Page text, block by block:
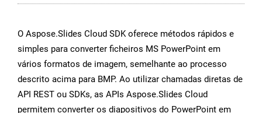
O Aspose.Slides Cloud SDK oferece métodos rápidos e
simples para converter ficheiros MS PowerPoint em
vários formatos de imagem, semelhante ao processo
descrito acima para BMP. Ao utilizar chamadas diretas de
API REST ou SDKs, as APIs Aspose.Slides Cloud
permitem converter os diapositivos do PowerPoint em